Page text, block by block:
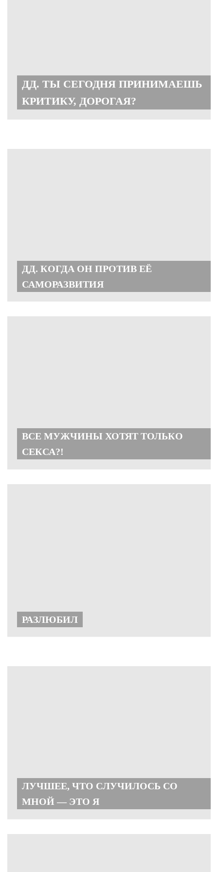
ДД. ТЫ СЕГОДНЯ ПРИНИМАЕШЬ
КРИТИКУ, ДОРОГАЯ?
ДД. КОГДА ОН ПРОТИВ ЕЁ
САМОРАЗВИТИЯ
ВСЕ МУЖЧИНЫ ХОТЯТ ТОЛЬКО
СЕКСА?!
РАЗЛЮБИЛ
ЛУЧШЕЕ, ЧТО СЛУЧИЛОСЬ СО
МНОЙ — ЭТО Я